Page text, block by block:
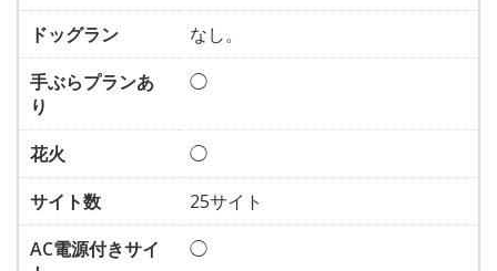
ドッグラン
なし。
手ぶらプランあ
り
◯
花火
◯
サイト数
25サイト
AC電源付きサイ
◯